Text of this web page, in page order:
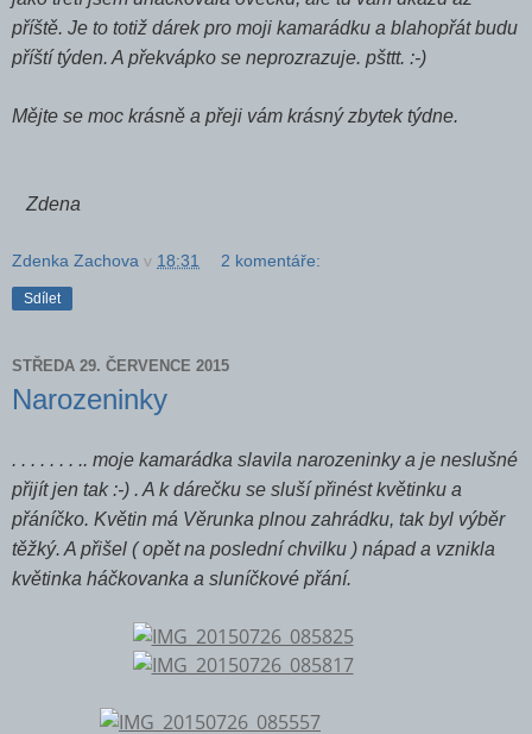
příště. Je to totiž dárek pro moji kamarádku a blahopřát budu
příští týden. A překvápko se neprozrazuje. pšttt. :-)
Mějte se moc krásně a přeji vám krásný zbytek týdne.
Zdena
Zdenka Zachova v 18:31 2 komentáře:
Sdílet
STŘEDA 29. ČERVENCE 2015
Narozeninky
. . . . . . . .. moje kamarádka slavila narozeninky a je neslušné
přijít jen tak :-) . A k dárečku se sluší přinést květinku a
přáníčko. Květin má Věrunka plnou zahrádku, tak byl výběr
těžký. A přišel ( opět na poslední chvilku ) nápad a vznikla
květinka háčkovanka a sluníčkové přání.